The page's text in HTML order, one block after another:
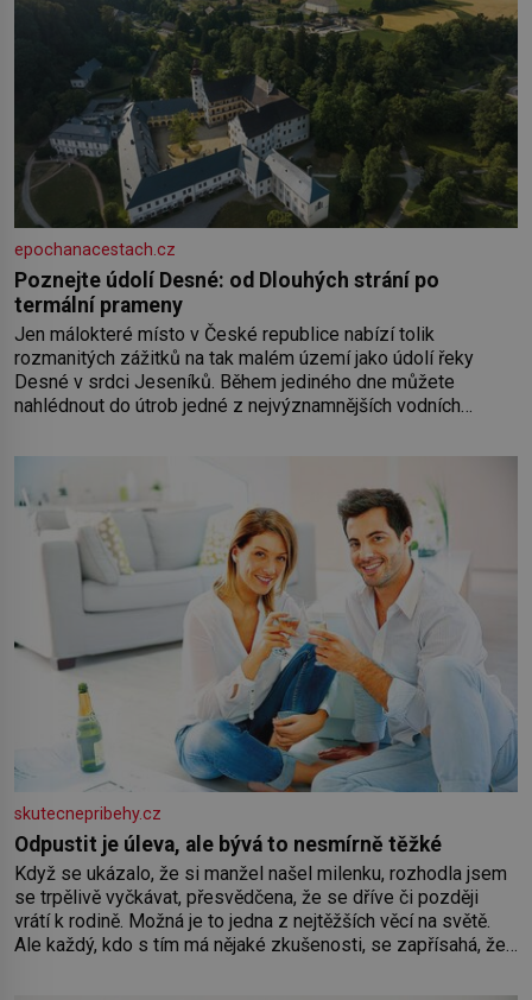
epochanacestach.cz
Poznejte údolí Desné: od Dlouhých strání po
termální prameny
Jen málokteré místo v České republice nabízí tolik
rozmanitých zážitků na tak malém území jako údolí řeky
Desné v srdci Jeseníků. Během jediného dne můžete
nahlédnout do útrob jedné z nejvýznamnějších vodních
koloběžce a den zakončit poznáváním památek ve Velkých
skutecnepribehy.cz
Odpustit je úleva, ale bývá to nesmírně těžké
Když se ukázalo, že si manžel našel milenku, rozhodla jsem
se trpělivě vyčkávat, přesvědčena, že se dříve či později
vrátí k rodině. Možná je to jedna z nejtěžších věcí na světě.
Ale každý, kdo s tím má nějaké zkušenosti, se zapřísahá, že